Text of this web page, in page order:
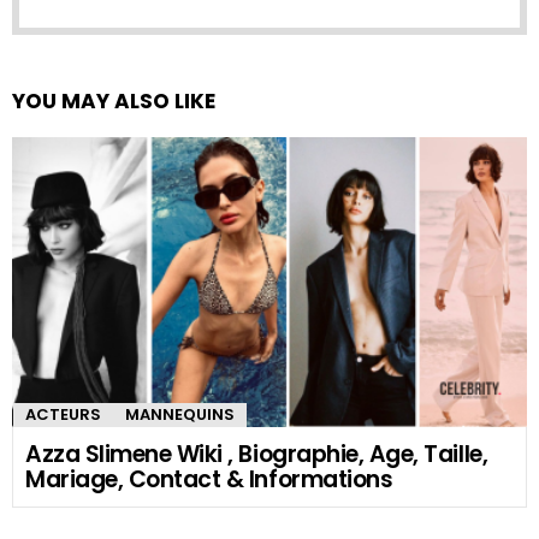
YOU MAY ALSO LIKE
ACTEURS MANNEQUINS
Azza Slimene Wiki , Biographie, Age, Taille,
Mariage, Contact & Informations